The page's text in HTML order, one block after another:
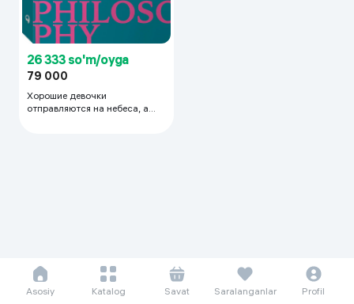
26 333 so'm/oyga
79 000
Хорошие девочки
отправляются на небеса, а
Asosiy Katalog Savat Saralanganlar Profil